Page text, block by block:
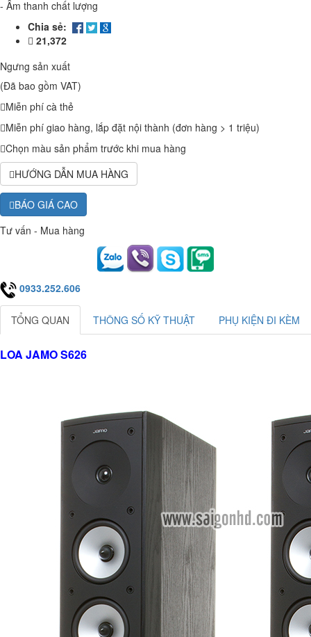
- Âm thanh chất lượng
Chia sẻ:
21,372
Ngưng sản xuất
(Đã bao gồm VAT)
Miễn phí cà thẻ
Miễn phí giao hàng, lắp đặt nội thành (đơn hàng > 1 triệu)
Chọn màu sản phẩm trước khi mua hàng
HƯỚNG DẪN MUA HÀNG
BÁO GIÁ CAO
Tư vấn - Mua hàng
0933.252.606
TỔNG QUAN THÔNG SỐ KỸ THUẬT PHỤ KIỆN ĐI KÈM
LOA JAMO S626